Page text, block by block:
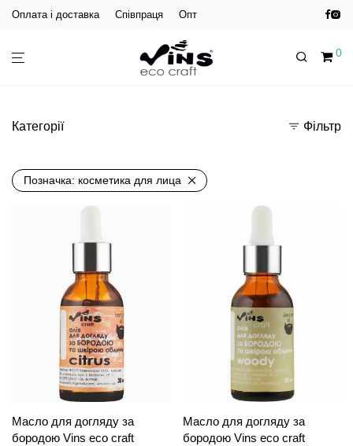
Оплата і доставка Співпраця Опт
0
Категорії Фільтр
Позначка: косметика для лица
Масло для догляду за
бородою Vins eco craft
Масло для догляду за
бородою Vins eco craft